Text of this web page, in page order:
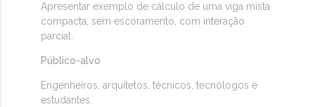
Apresentar exemplo de cálculo de uma viga mista
compacta, sem escoramento, com interação
parcial.
Público-alvo
Engenheiros, arquitetos, técnicos, tecnólogos e
estudantes.